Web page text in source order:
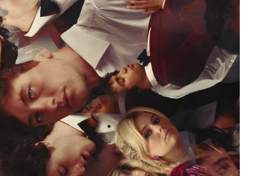
REPORTAGES ET INTERVIEWS
We Love Green se met au vert sur